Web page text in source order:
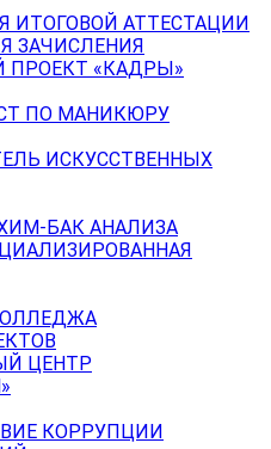
ИТОГОВОЙ АТТЕСТАЦИИ
ЗАЧИСЛЕНИЯ
«КАДРЫ»
ПО МАНИКЮРУ
ИСКУССТВЕННЫХ
БАК АНАЛИЗА
ЦЕНТР
КОРРУПЦИИ